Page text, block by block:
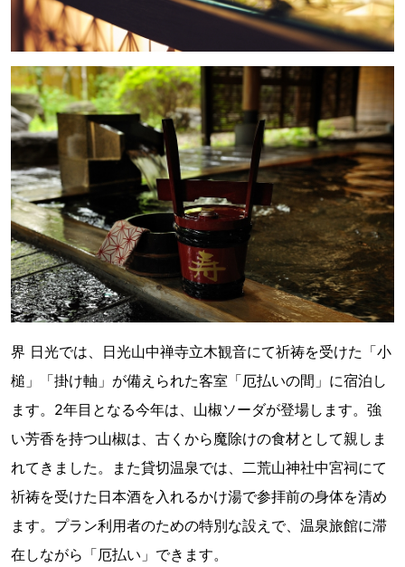
界 日光では、日光山中禅寺立木観音にて祈祷を受けた「小
槌」「掛け軸」が備えられた客室「厄払いの間」に宿泊し
ます。2年目となる今年は、山椒ソーダが登場します。強
い芳香を持つ山椒は、古くから魔除けの食材として親しま
れてきました。また貸切温泉では、二荒山神社中宮祠にて
祈祷を受けた日本酒を入れるかけ湯で参拝前の身体を清め
ます。プラン利用者のための特別な設えで、温泉旅館に滞
在しながら「厄払い」できます。